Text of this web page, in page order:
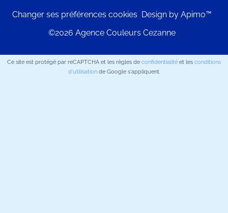
Changer ses préférences cookies Design by Apimo™
©2026 Agence Couleurs Cezanne
Ce site est protégé par reCAPTCHA et les règles de confidentialité et les conditions
d'utilisationde Google s'appliquent.